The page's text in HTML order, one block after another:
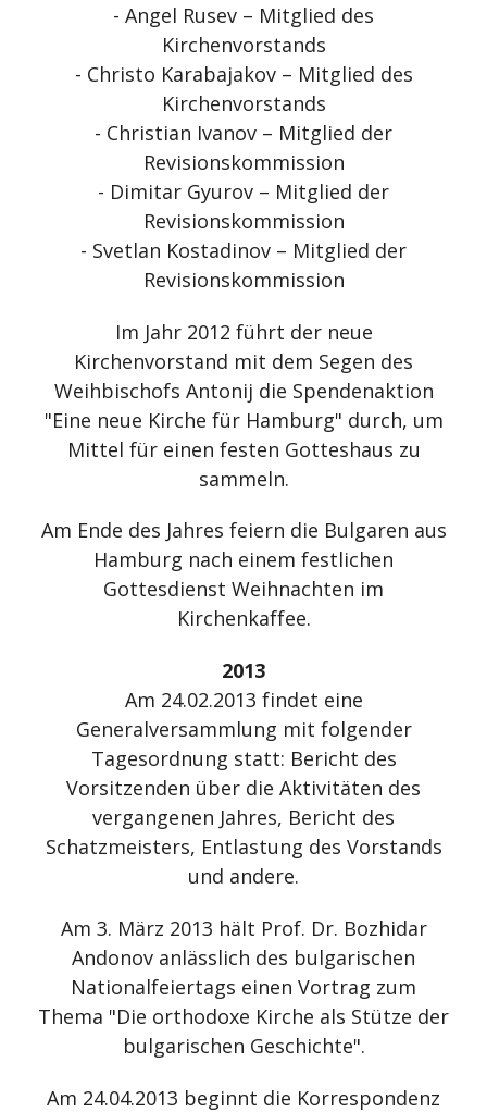
- Angel Rusev – Mitglied des
Kirchenvorstands
- Christo Karabajakov – Mitglied des
Kirchenvorstands
- Christian Ivanov – Mitglied der
Revisionskommission
- Dimitar Gyurov – Mitglied der
Revisionskommission
- Svetlan Kostadinov – Mitglied der
Revisionskommission
Im Jahr 2012 führt der neue
Kirchenvorstand mit dem Segen des
Weihbischofs Antonij die Spendenaktion
"Eine neue Kirche für Hamburg" durch, um
Mittel für einen festen Gotteshaus zu
sammeln.
Am Ende des Jahres feiern die Bulgaren aus
Hamburg nach einem festlichen
Gottesdienst Weihnachten im
Kirchenkaffee.
2013
Am 24.02.2013 findet eine
Generalversammlung mit folgender
Tagesordnung statt: Bericht des
Vorsitzenden über die Aktivitäten des
vergangenen Jahres, Bericht des
Schatzmeisters, Entlastung des Vorstands
und andere.
Am 3. März 2013 hält Prof. Dr. Bozhidar
Andonov anlässlich des bulgarischen
Nationalfeiertags einen Vortrag zum
Thema "Die orthodoxe Kirche als Stütze der
bulgarischen Geschichte".
Am 24.04.2013 beginnt die Korrespondenz